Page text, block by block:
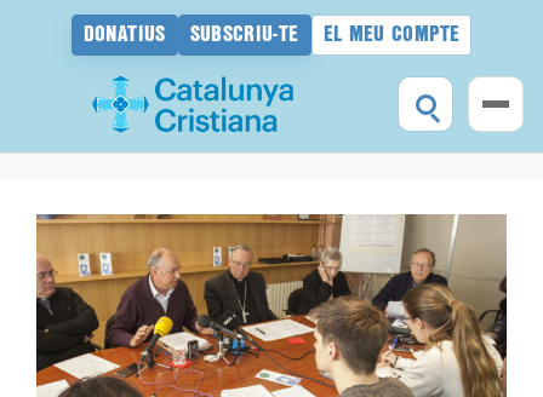
DONATIUS SUBSCRIU-TE EL MEU COMPTE
contingut